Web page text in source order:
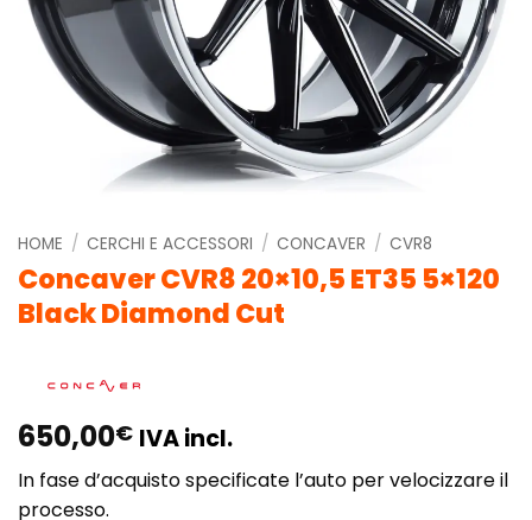
HOME / CERCHI E ACCESSORI / CONCAVER / CVR8
Concaver CVR8 20×10,5 ET35 5×120
Black Diamond Cut
650,00€ IVA incl.
In fase d’acquisto specificate l’auto per velocizzare il
processo.